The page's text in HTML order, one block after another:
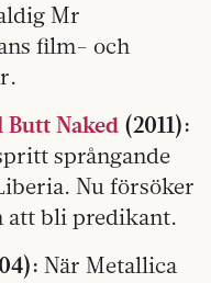
Mr
film- och
Butt Naked (2011):
språngande
Nu försöker
att bli predikant.
När Metallica